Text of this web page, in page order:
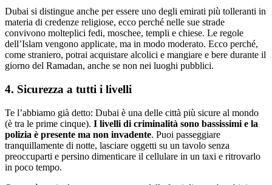
Dubai si distingue anche per essere uno degli emirati più tolleranti in
materia di credenze religiose, ecco perché nelle sue strade
convivono molteplici fedi, moschee, templi e chiese. Le regole
dell’Islam vengono applicate, ma in modo moderato. Ecco perché,
come straniero, potrai acquistare alcolici e mangiare e bere durante il
giorno del Ramadan, anche se non nei luoghi pubblici.
4. Sicurezza a tutti i livelli
Te l’abbiamo già detto: Dubai è una delle città più sicure al mondo
(è tra le prime cinque). I livelli di criminalità sono bassissimi e la
polizia è presente ma non invadente. Puoi passeggiare
tranquillamente di notte, lasciare oggetti su un tavolo senza
preoccuparti e persino dimenticare il cellulare in un taxi e ritrovarlo
in poco tempo.